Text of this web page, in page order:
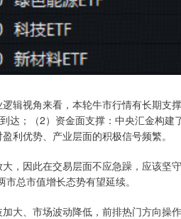
视角来看，本轮牛市行情有长期支
；（2）资金面支撑：中央汇金构建
利优势、产业层面的积极信号频繁。
因此在交易层面不应急躁，应该坚守
总市值增长态势有望延续。
、市场波动降低，前排热门方向操